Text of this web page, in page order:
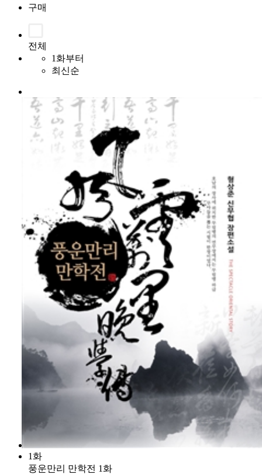
구매
전체
1화부터
최신순
1화
풍운만리 만학전 1화